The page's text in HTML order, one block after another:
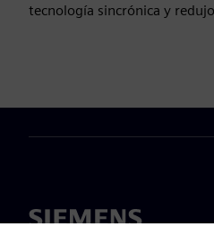
tecnología sincrónica y